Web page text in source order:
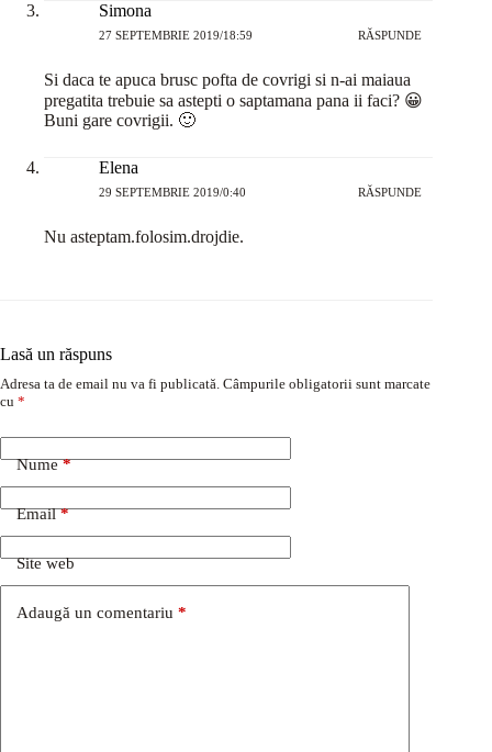
Simona
27 SEPTEMBRIE 2019/18:59 RĂSPUNDE
Si daca te apuca brusc pofta de covrigi si n-ai maiaua
pregatita trebuie sa astepti o saptamana pana ii faci? 😀
Buni gare covrigii. 🙂
Elena
29 SEPTEMBRIE 2019/0:40 RĂSPUNDE
Nu asteptam.folosim.drojdie.
Lasă un răspuns
Adresa ta de email nu va fi publicată. Câmpurile obligatorii sunt marcate
cu *
Nume*
Email*
Site web
Adaugă un comentariu *